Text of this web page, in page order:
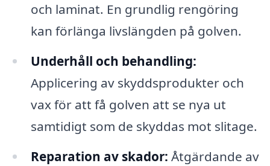
och laminat. En grundlig rengöring
kan förlänga livslängden på golven.
Underhåll och behandling:
Applicering av skyddsprodukter och
vax för att få golven att se nya ut
samtidigt som de skyddas mot slitage.
Reparation av skador: Åtgärdande av